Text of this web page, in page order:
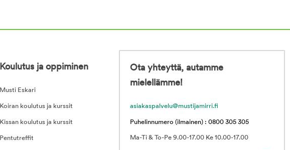
Koulutus ja oppiminen
Musti Eskari
Koiran koulutus ja kurssit
Kissan koulutus ja kurssit
Pentutreffit
Ota yhteyttä, autamme
mielellämme!
asiakaspalvelu@mustijamirri.fi
Puhelinnumero (ilmainen) : 0800 305 305
Ma-Ti & To-Pe 9.00-17.00 Ke 10.00-17.00